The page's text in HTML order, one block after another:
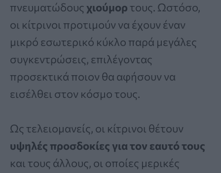
πνευματώδους χιούμορ τους. Ωστόσο,
οι κίτρινοι προτιμούν να έχουν έναν
μικρό εσωτερικό κύκλο παρά μεγάλες
συγκεντρώσεις, επιλέγοντας
προσεκτικά ποιον θα αφήσουν να
εισέλθει στον κόσμο τους.
Ως τελειομανείς, οι κίτρινοι θέτουν
υψηλές προσδοκίες για τον εαυτό τους
και τους άλλους, οι οποίες μερικές